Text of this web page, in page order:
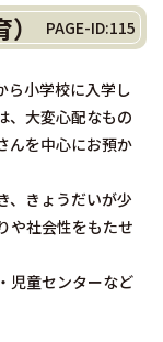
PAGE-ID:115
ら小学校に入学し
、大変心配なもの
んを中心にお預か
、きょうだいが少
や社会性をもたせ
児童センターなど